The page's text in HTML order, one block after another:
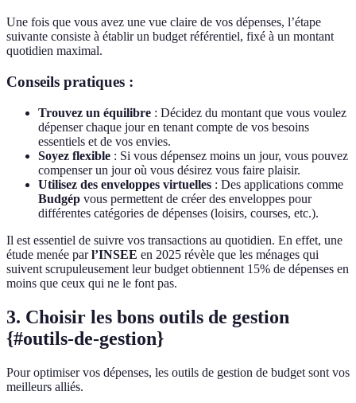
Une fois que vous avez une vue claire de vos dépenses, l’étape
suivante consiste à établir un budget référentiel, fixé à un montant
quotidien maximal.
Conseils pratiques :
Trouvez un équilibre : Décidez du montant que vous voulez
dépenser chaque jour en tenant compte de vos besoins
essentiels et de vos envies.
Soyez flexible : Si vous dépensez moins un jour, vous pouvez
compenser un jour où vous désirez vous faire plaisir.
Utilisez des enveloppes virtuelles : Des applications comme
Budgép vous permettent de créer des enveloppes pour
différentes catégories de dépenses (loisirs, courses, etc.).
Il est essentiel de suivre vos transactions au quotidien. En effet, une
étude menée parl’INSEE en 2025 révèle que les ménages qui
suivent scrupuleusement leur budget obtiennent 15% de dépenses en
moins que ceux qui ne le font pas.
3. Choisir les bons outils de gestion
{#outils-de-gestion}
Pour optimiser vos dépenses, les outils de gestion de budget sont vos
meilleurs alliés.